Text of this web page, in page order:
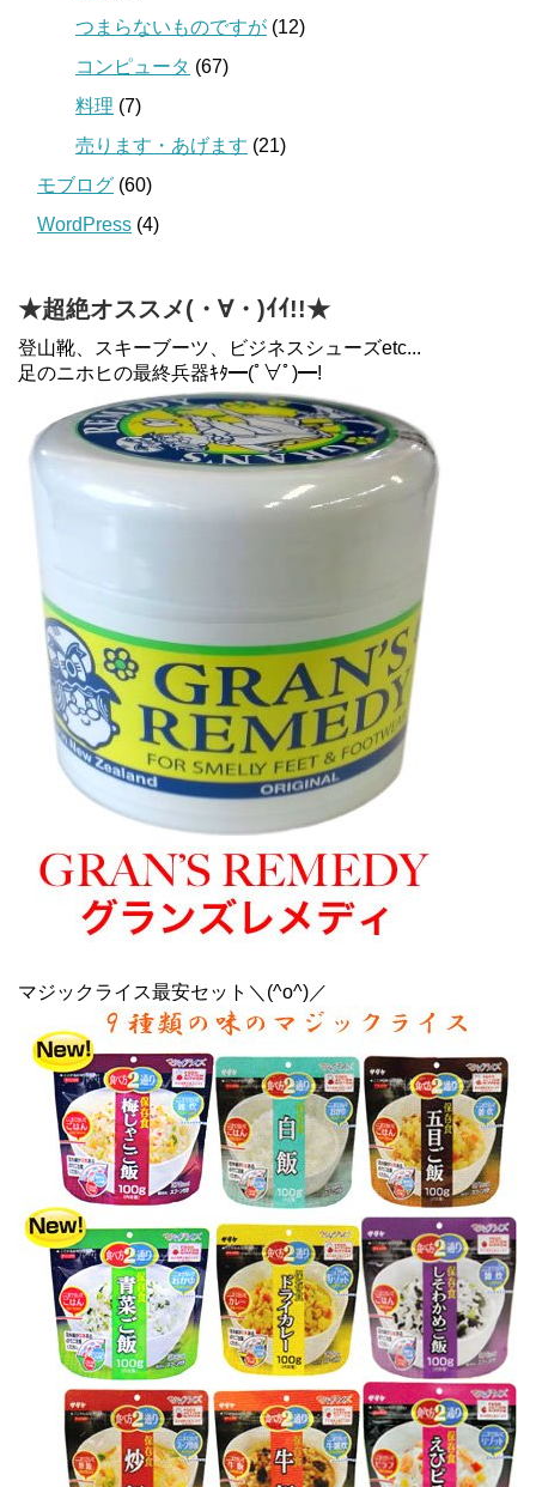
つまらないものですが (12)
コンピュータ (67)
料理 (7)
売ります・あげます (21)
モブログ (60)
WordPress (4)
★超絶オススメ(・∀・)ｲｲ!!★
登山靴、スキーブーツ、ビジネスシューズetc...
足のニホヒの最終兵器ｷﾀ━(ﾟ∀ﾟ)━!
マジックライス最安セット＼(^o^)／